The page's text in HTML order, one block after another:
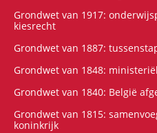
Grondwet van 1917:
kiesrecht
Grondwet van 1887:
Grondwet van 1848:
Grondwet van 1840: België
Grondwet van 1815:
koninkrijk